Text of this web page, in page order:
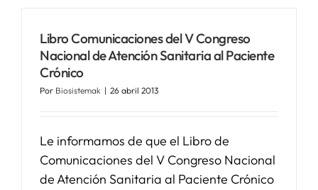
Libro Comunicaciones del V Congreso
Nacional de Atención Sanitaria al Paciente
Crónico
Por Biosistemak | 26 abril 2013
Le informamos de que el Libro de
Comunicaciones del V Congreso Nacional
de Atención Sanitaria al Paciente Crónico